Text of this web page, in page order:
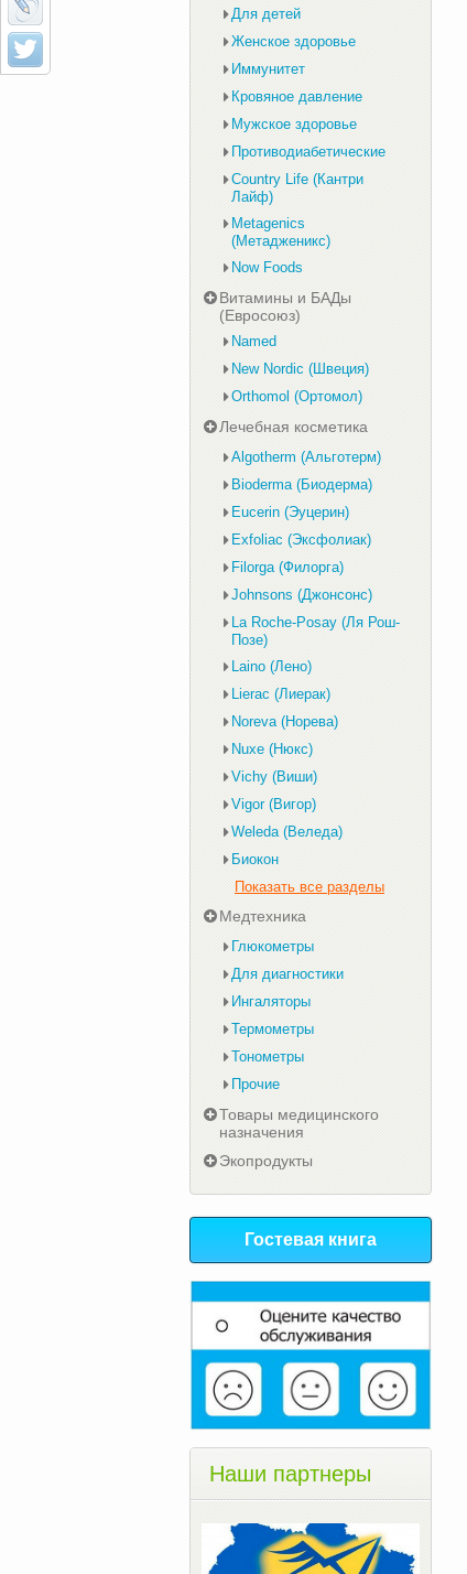
Для детей
Женское здоровье
Иммунитет
Кровяное давление
Мужское здоровье
Противодиабетические
Country Life (Кантри
Лайф)
Metagenics
(Метадженикс)
Now Foods
Витамины и БАДы
(Евросоюз)
Named
New Nordic (Швеция)
Orthomol (Ортомол)
Лечебная косметика
Algotherm (Альготерм)
Bioderma (Биодерма)
Eucerin (Эуцерин)
Exfoliac (Эксфолиак)
Filorga (Филорга)
Johnsons (Джонсонс)
La Roche-Posay (Ля Рош-
Позе)
Laino (Лено)
Lierac (Лиерак)
Noreva (Норева)
Nuxe (Нюкс)
Vichy (Виши)
Vigor (Вигор)
Weleda (Веледа)
Биокон
Показать все разделы
Медтехника
Глюкометры
Для диагностики
Ингаляторы
Термометры
Тонометры
Прочие
Товары медицинского
назначения
Экопродукты
Гостевая книга
Наши партнеры